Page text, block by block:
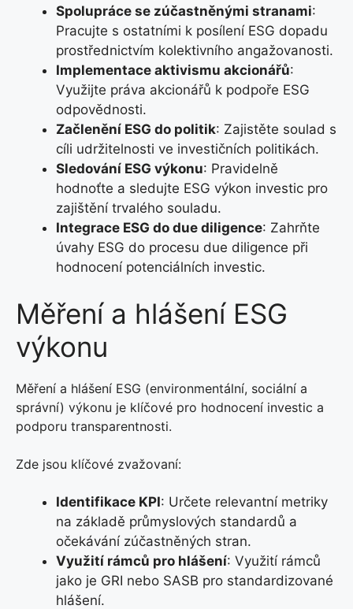
Spolupráce se zúčastněnými stranami:
Pracujte s ostatními k posílení ESG dopadu
prostřednictvím kolektivního angažovanosti.
Implementace aktivismu akcionářů:
Využijte práva akcionářů k podpoře ESG
odpovědnosti.
Začlenění ESG do politik: Zajistěte soulad s
cíli udržitelnosti ve investičních politikách.
Sledování ESG výkonu: Pravidelně
hodnoťte a sledujte ESG výkon investic pro
zajištění trvalého souladu.
Integrace ESG do due diligence: Zahrňte
úvahy ESG do procesu due diligence při
hodnocení potenciálních investic.
Měření a hlášení ESG
výkonu
Měření a hlášení ESG (environmentální, sociální a
správní) výkonu je klíčové pro hodnocení investic a
podporu transparentnosti.
Zde jsou klíčové zvažovaní:
Identifikace KPI: Určete relevantní metriky
na základě průmyslových standardů a
očekávání zúčastněných stran.
Využití rámců pro hlášení: Využití rámců
jako je GRI nebo SASB pro standardizované
hlášení.